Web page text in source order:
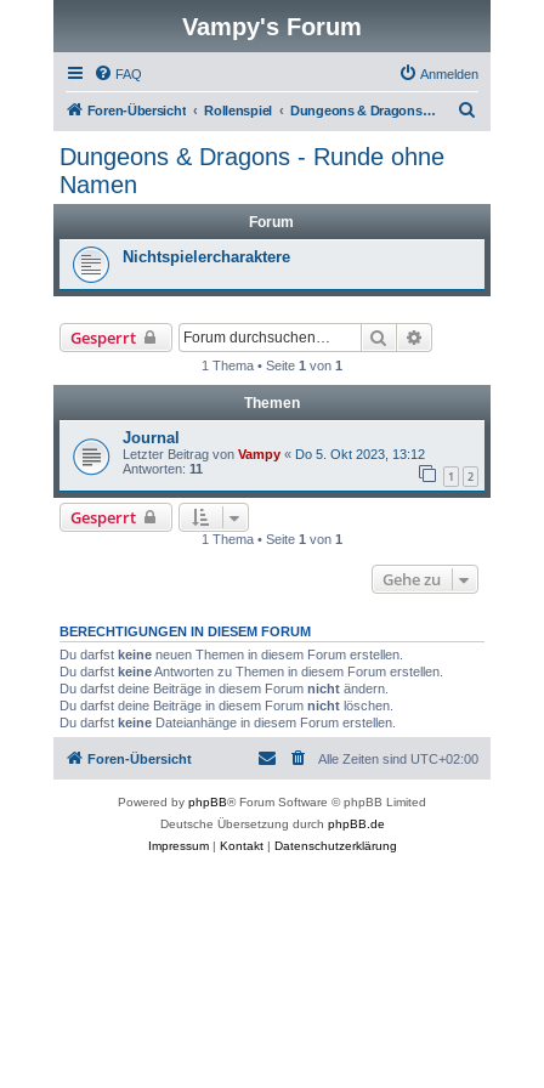
Vampy's Forum
FAQ Anmelden
Foren-Übersicht Rollenspiel Dungeons & Dragons - Runde ohne Namen
Dungeons & Dragons - Runde ohne
Namen
Forum
Nichtspielercharaktere
Gesperrt Suche
1 Thema • Seite 1 von 1
Themen
Journal
Letzter Beitrag von Vampy« Do 5. Okt 2023, 13:12
Antworten: 11 1 2
Gesperrt
1 Thema • Seite 1 von 1
Gehe zu
BERECHTIGUNGEN IN DIESEM FORUM
Du darfst keineneuen Themen in diesem Forum erstellen.
Du darfst keineAntworten zu Themen in diesem Forum erstellen.
Du darfst deine Beiträge in diesem Forum nichtändern.
Du darfst deine Beiträge in diesem Forum nichtlöschen.
Du darfst keineDateianhänge in diesem Forum erstellen.
Foren-Übersicht Alle Zeiten sind UTC+02:00
Powered by phpBB® Forum Software © phpBB Limited
Deutsche Übersetzung durch phpBB.de
Impressum| Kontakt| Datenschutzerklärung